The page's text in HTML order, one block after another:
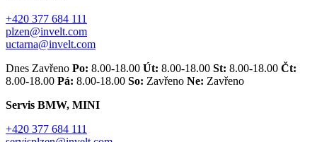
+420 377 684 111
plzen@invelt.com
uctarna@invelt.com
Dnes Zavřeno Po: 8.00-18.00 Út: 8.00-18.00 St: 8.00-18.00 Čt:
8.00-18.00 Pá: 8.00-18.00 So: Zavřeno Ne: Zavřeno
Servis BMW, MINI
+420 377 684 111